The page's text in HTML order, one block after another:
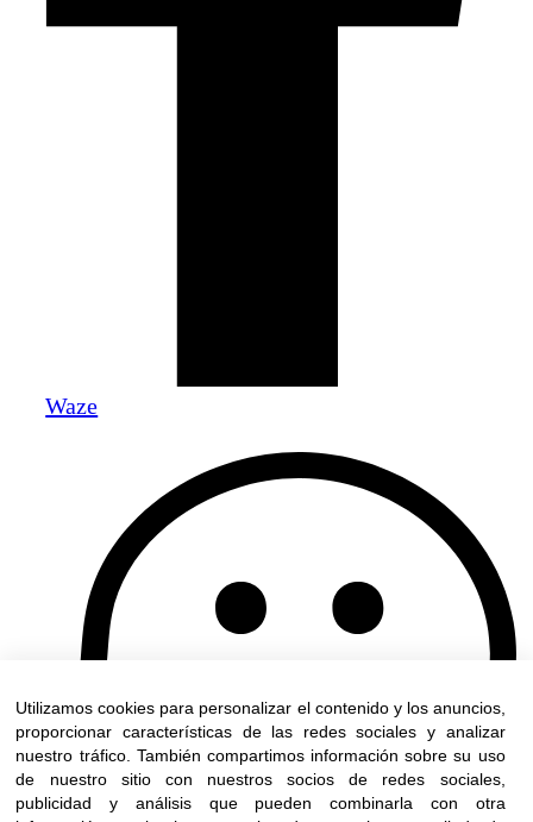
Waze
Utilizamos cookies para personalizar el contenido y los anuncios,
proporcionar características de las redes sociales y analizar
nuestro tráfico. También compartimos información sobre su uso
de nuestro sitio con nuestros socios de redes sociales,
publicidad y análisis que pueden combinarla con otra